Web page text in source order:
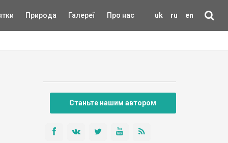
uk ru en
Природа Галереї Про нас
Станьте нашим автором